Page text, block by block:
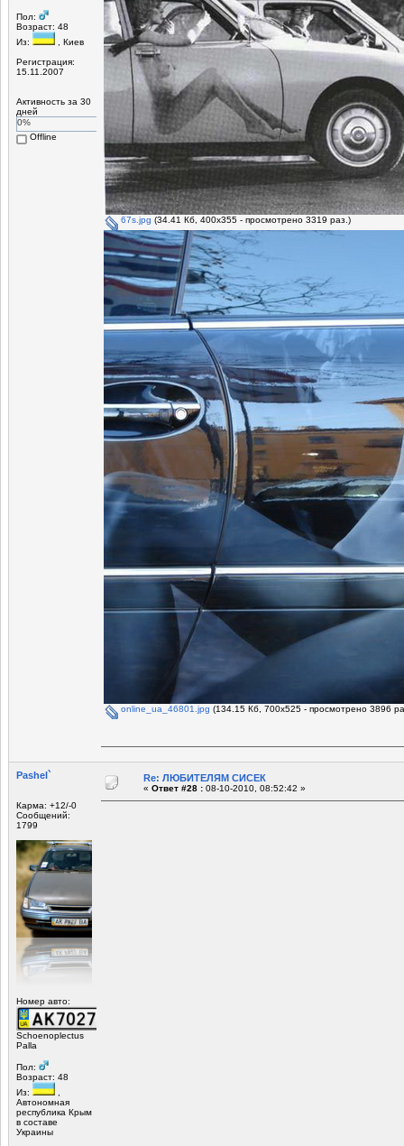
Пол:
Возраст: 48
Из:
, Киев
Регистрация:
15.11.2007
Активность за 30
дней
0%
Offline
67s.jpg (34.41 Кб, 400x355 - просмотрено 3319 раз.)
online_ua_46801.jpg (134.15 Кб, 700x525 - просмотрено 3896
Pashel`
Карма: +12/-0
Сообщений:
1799
Номер авто:
Schoenoplectus
Palla
Пол:
Возраст: 48
Из:
,
Автономная
республика Крым
в составе
Украины
Re: ЛЮБИТЕЛЯМ СИСЕК
« Ответ #28 : 08-10-2010, 08:52:42 »